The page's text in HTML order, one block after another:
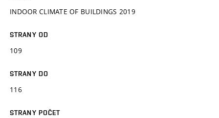
INDOOR CLIMATE OF BUILDINGS 2019
STRANY OD
109
STRANY DO
116
STRANY POČET